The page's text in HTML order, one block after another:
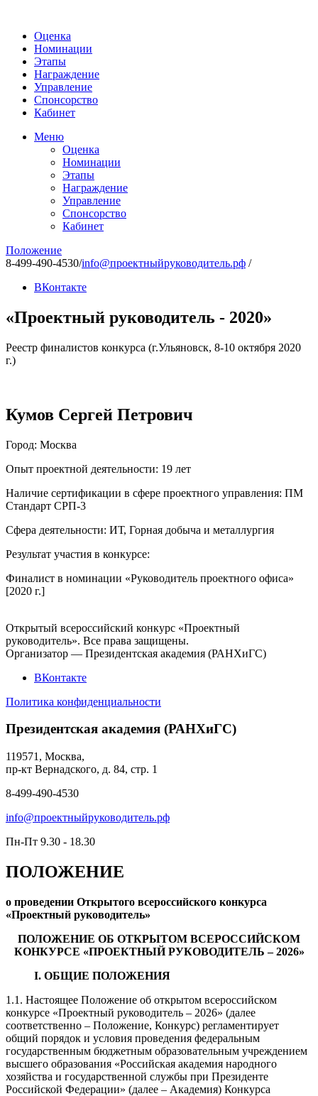
Оценка
Номинации
Этапы
Награждение
Управление
Спонсорство
Кабинет
Меню
Оценка
Номинации
Этапы
Награждение
Управление
Спонсорство
Кабинет
Положение
8-499-490-4530/info@проектныйруководитель.рф /
ВКонтакте
«Проектный руководитель - 2020»
Реестр финалистов конкурса (г.Ульяновск, 8-10 октября 2020
г.)
Кумов Сергей Петрович
Город: Москва
Опыт проектной деятельности: 19 лет
Наличие сертификации в сфере проектного управления: ПМ
Стандарт СРП-3
Сфера деятельности: ИТ, Горная добыча и металлургия
Результат участия в конкурсе:
Финалист в номинации «Руководитель проектного офиса»
[2020 г.]
Открытый всероссийский конкурс «Проектный
руководитель». Все права защищены.
Организатор — Президентская академия (РАНХиГС)
ВКонтакте
Политика конфиденциальности
Президентская академия (РАНХиГС)
119571, Москва,
пр-кт Вернадского, д. 84, стр. 1
8-499-490-4530
info@проектныйруководитель.рф
Пн-Пт 9.30 - 18.30
ПОЛОЖЕНИЕ
о проведении Открытого всероссийского конкурса
«Проектный руководитель»
ПОЛОЖЕНИЕ ОБ ОТКРЫТОМ ВСЕРОССИЙСКОМ
КОНКУРСЕ «ПРОЕКТНЫЙ РУКОВОДИТЕЛЬ – 2026»
I. ОБЩИЕ ПОЛОЖЕНИЯ
1.1. Настоящее Положение об открытом всероссийском
конкурсе «Проектный руководитель – 2026» (далее
соответственно – Положение, Конкурс) регламентирует
общий порядок и условия проведения федеральным
государственным бюджетным образовательным учреждением
высшего образования «Российская академия народного
хозяйства и государственной службы при Президенте
Российской Федерации» (далее – Академия) Конкурса